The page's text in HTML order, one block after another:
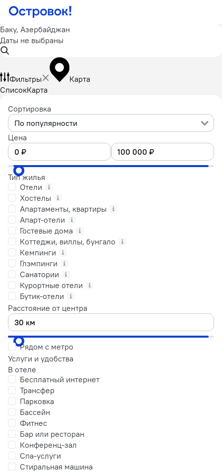
Баку, Азербайджан
Даты не выбраны
Фильтры
Карта
СписокКарта
Сортировка
По популярности
Цена
Тип жилья
Отели
Хостелы
Апартаменты, квартиры
Апарт-отели
Гостевые дома
Коттеджи, виллы, бунгало
Кемпинги
Глэмпинги
Санатории
Курортные отели
Бутик-отели
Расстояние от центра
Рядом с метро
Услуги и удобства
В отеле
Бесплатный интернет
Трансфер
Парковка
Бассейн
Фитнес
Бар или ресторан
Конференц-зал
Спа-услуги
Стиральная машина